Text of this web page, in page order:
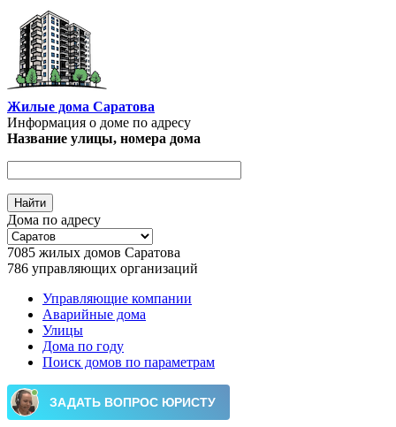
Перейти к основному содержанию
Жилые дома Саратова
Информация о доме по адресу
Название улицы, номера дома
Дома по адресу
7085 жилых домов Саратова
786 управляющих организаций
Главное меню
Управляющие компании
Аварийные дома
Улицы
Дома по году
Поиск домов по параметрам